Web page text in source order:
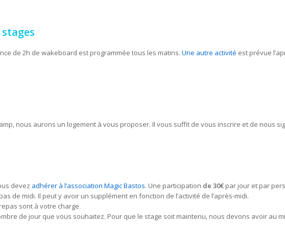
de 2h de wakeboard est programmée tous les matins. Une autre activité est prévue
nous aurons un logement à vous proposer. Il vous suffit de vous inscrire et de nous
devez adhérer à l’association Magic Bastos. Une participation de 30€par jour et par
de midi. Il peut y avoir un supplément en fonction de l’activité de l’après-midi.
sont à votre charge.
de jour que vous souhaitez. Pour que le stage soit maintenu, nous devons avoir au